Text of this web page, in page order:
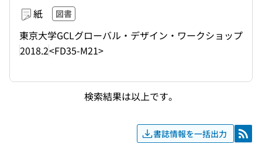
紙 図書
東京大学GCLグローバル・デザイン・ワークショップ
2018.2<FD35-M21>
検索結果は以上です。
書誌情報を一括出力 RSS